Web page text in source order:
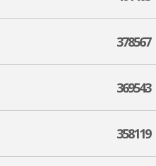
378567
369543
358119